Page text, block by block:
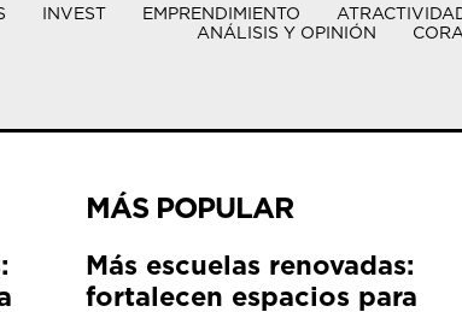
INVEST EMPRENDIMIENTO
ANÁLISIS Y OPINIÓN
MÁS POPULAR
Más escuelas renovadas:
fortalecen espacios para